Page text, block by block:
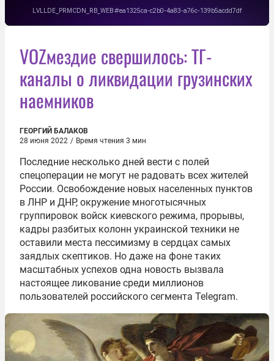
VOZмездие свершилось: ТГ-
каналы о ликвидации грузинских
наемников
ГЕОРГИЙ БАЛАКОВ
28 июня 2022 / Время чтения 3 мин
Последние несколько дней вести с полей
спецоперации не могут не радовать всех жителей
России. Освобождение новых населенных пунктов
в ЛНР и ДНР, окружение многотысячных
группировок войск киевского режима, прорывы,
кадры разбитых колонн украинской техники не
оставили места пессимизму в сердцах самых
заядлых скептиков. Но даже на фоне таких
масштабных успехов одна новость вызвала
настоящее ликование среди миллионов
пользователей российского сегмента Telegram.